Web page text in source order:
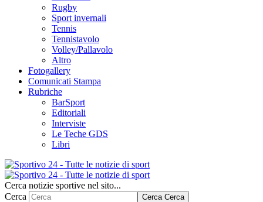
Rugby
Sport invernali
Tennis
Tennistavolo
Volley/Pallavolo
Altro
Fotogallery
Comunicati Stampa
Rubriche
BarSport
Editoriali
Interviste
Le Teche GDS
Libri
Cerca notizie sportive nel sito...
Cerca
Cerca Cerca